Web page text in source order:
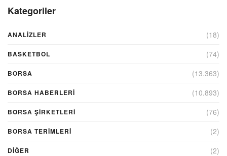
Kategoriler
ANALIZLER (18)
BASKETBOL (74)
BORSA (13.363)
BORSA HABERLERI (10.893)
BORSA ŞIRKETLERI (76)
BORSA TERIMLERI (2)
DIĞER (2)